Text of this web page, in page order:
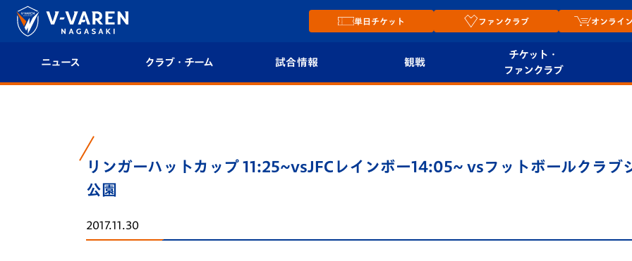
単日チケット ファンクラブ オンライン
ニュース クラブ・チーム
クラブ概要
選手プロフィール
試合情報
順位表
フォトギャラリー
観戦
セス
チケット・
ファンクラブ
プレイヤーズスイート
リンガーハットカップ 11:25~vsJFCレインボー14:05~ vsフットボールクラブ
公園
2017.11.30